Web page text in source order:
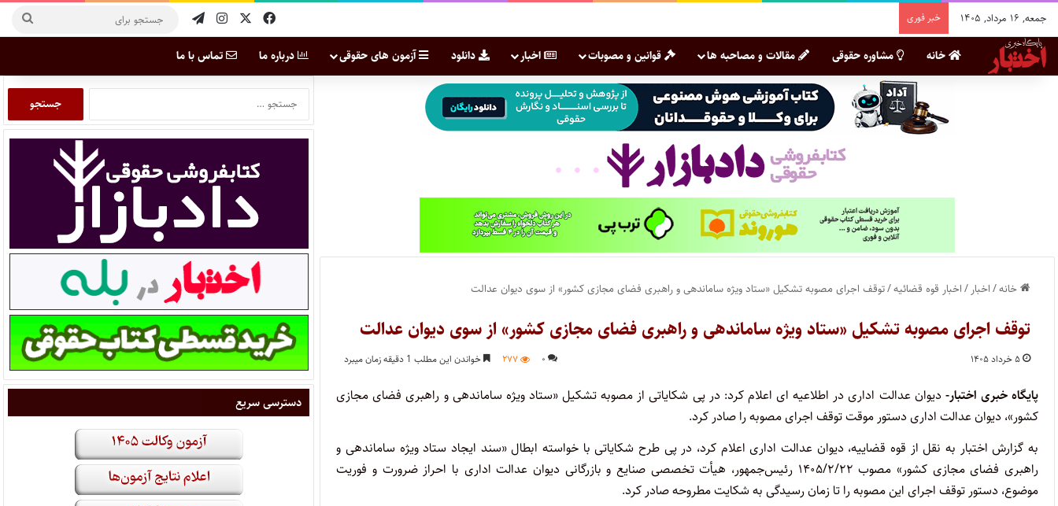
جمعه, ۱۶ مرداد, ۱۴۰۵ خبر فوری
خانه مشاوره حقوقی مقالات و مصاحبه ها قوانین و مصوبات اخبار دانلود آزمون های حقوقی درباره ما تماس با ما
خانه/اخبار /اخبار قوه قضائیه/توقف اجرای مصوبه تشکیل «ستاد ویژه ساماندهی و راهبری فضای مجازی کشور» از سوی دیوان عدالت
توقف اجرای مصوبه تشکیل «ستاد ویژه ساماندهی و راهبری فضای مجازی کشور» از سوی دیوان عدالت
۵ خرداد ۱۴۰۵ ۰ ۲۷۷ خواندن این مطلب 1 دقیقه زمان میبرد
پایگاه خبری اختبار- دیوان عدالت اداری در اطلاعیه ای اعلام کرد: در پی شکایاتی از مصوبه تشکیل «ستاد ویژه ساماندهی و راهبری فضای مجازی
کشور»، دیوان عدالت اداری دستور موقت توقف اجرای مصوبه را صادر کرد.
به گزارش اختبار به نقل از قوه قضاییه، دیوان عدالت اداری اعلام کرد، در پی طرح شکایاتی با خواسته ابطال «سند ایجاد ستاد ویژه ساماندهی و
راهبری فضای مجازی کشور» مصوب ۱۴۰۵/۲/۲۲ رئیس‌جمهور، هیأت تخصصی صنایع و بازرگانی دیوان عدالت اداری با احراز ضرورت و فوریت
موضوع، دستور توقف اجرای این مصوبه را تا زمان رسیدگی به شکایت مطروحه صادر کرد.
دسترسی سریع